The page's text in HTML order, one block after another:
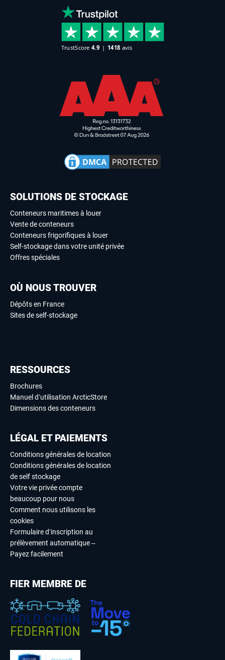
SOLUTIONS DE STOCKAGE
Conteneurs maritimes à louer
Vente de conteneurs
Conteneurs frigorifiques à louer
Self-stockage dans votre unité privée
Offres spéciales
OÙ NOUS TROUVER
Dépôts en France
Sites de self-stockage
RESSOURCES
Brochures
Manuel d’utilisation ArcticStore
Dimensions des conteneurs
LÉGAL ET PAIEMENTS
Conditions générales de location
Conditions générales de location
de self stockage
Votre vie privée compte
beaucoup pour nous
Comment nous utilisons les
cookies
Formulaire d’inscription au
prélèvement automatique –
Payez facilement
FIER MEMBRE DE